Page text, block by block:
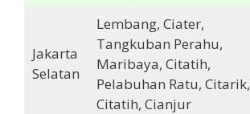
Jakarta
Selatan
Lembang, Ciater,
Tangkuban Perahu,
Maribaya, Citatih,
Pelabuhan Ratu, Citarik,
Citatih, Cianjur